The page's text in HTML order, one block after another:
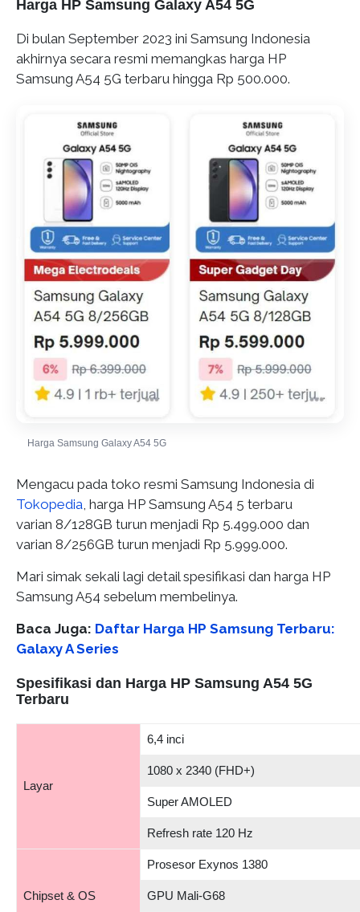
Harga HP Samsung Galaxy A54 5G
Di bulan September 2023 ini Samsung Indonesia
akhirnya secara resmi memangkas harga HP
Samsung A54 5G terbaru hingga Rp 500.000.
Harga Samsung Galaxy A54 5G
Mengacu pada toko resmi Samsung Indonesia di
Tokopedia , harga HP Samsung A54 5 terbaru
varian 8/128GB turun menjadi Rp 5.499.000 dan
varian 8/256GB turun menjadi Rp 5.999.000.
Mari simak sekali lagi detail spesifikasi dan harga HP
Samsung A54 sebelum membelinya.
Baca Juga: Daftar Harga HP Samsung Terbaru:
Galaxy A Series
Spesifikasi dan Harga HP Samsung A54 5G
Terbaru
Layar
6,4 inci
1080 x 2340 (FHD+)
Super AMOLED
Refresh rate 120 Hz
Chipset & OS
Prosesor Exynos 1380
GPU Mali-G68